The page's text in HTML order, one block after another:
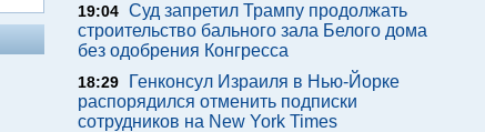
19:04 Суд запретил Трампу продолжать
строительство бального зала Белого дома
без одобрения Конгресса
18:29
Генконсул Израиля в Нью-Йорке
распорядился отменить подписки
сотрудников на New York Times